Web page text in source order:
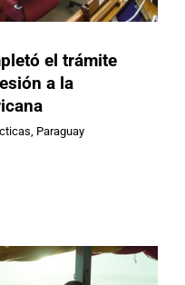
el trámite
a la
, Paraguay
cultura de las